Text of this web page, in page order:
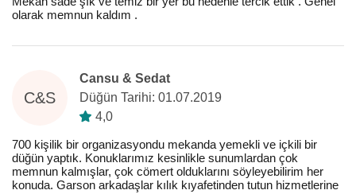
olarak memnun kaldım .
C&S
Cansu & Sedat
Düğün Tarihi: 01.07.2019
4,0
700 kişilik bir organizasyondu mekanda yemekli ve içkili bir
düğün yaptık. Konuklarımız kesinlikle sunumlardan çok
memnun kalmışlar, çok cömert olduklarını söyleyebilirim her
konuda. Garson arkadaşlar kılık kıyafetinden tutun hizmetlerine